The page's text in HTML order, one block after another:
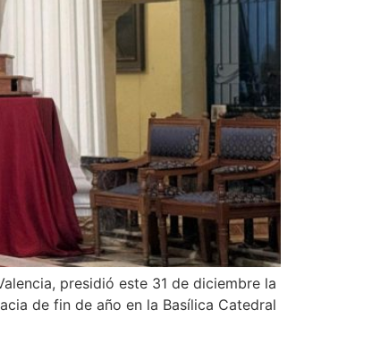
presidió este 31 de diciembre la
de fin de año en la Basílica Catedral